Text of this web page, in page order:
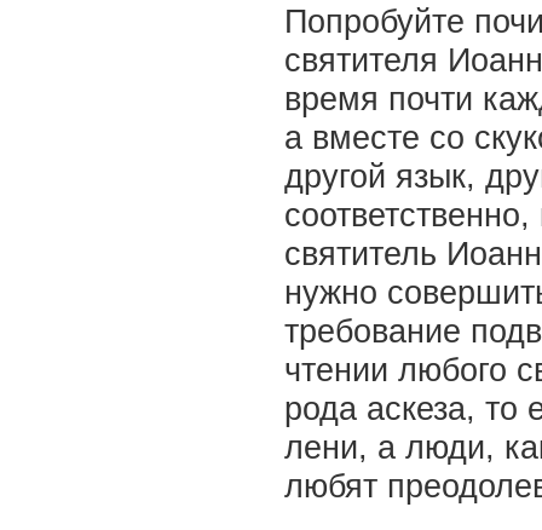
Попробуйте
святителя
время почти
а вместе со
другой язык,
святитель
нужно
требование
чтении любого
рода аскеза, то
лени, а люди,
любят